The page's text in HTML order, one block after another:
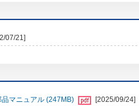
07/21]
マニュアル (247MB)
[2025/09/24]